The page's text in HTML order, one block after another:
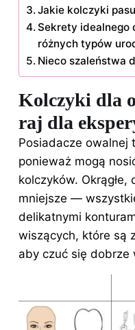
Jakie kolczyki
Sekrety idealnego
różnych typów
Nieco szaleństwa
Kolczyki dla
raj dla
Posiadacze owalnej
ponieważ mogą
kolczyków. Okrągłe,
mniejsze —
delikatnymi
wiszących, które są
aby czuć się dobrze